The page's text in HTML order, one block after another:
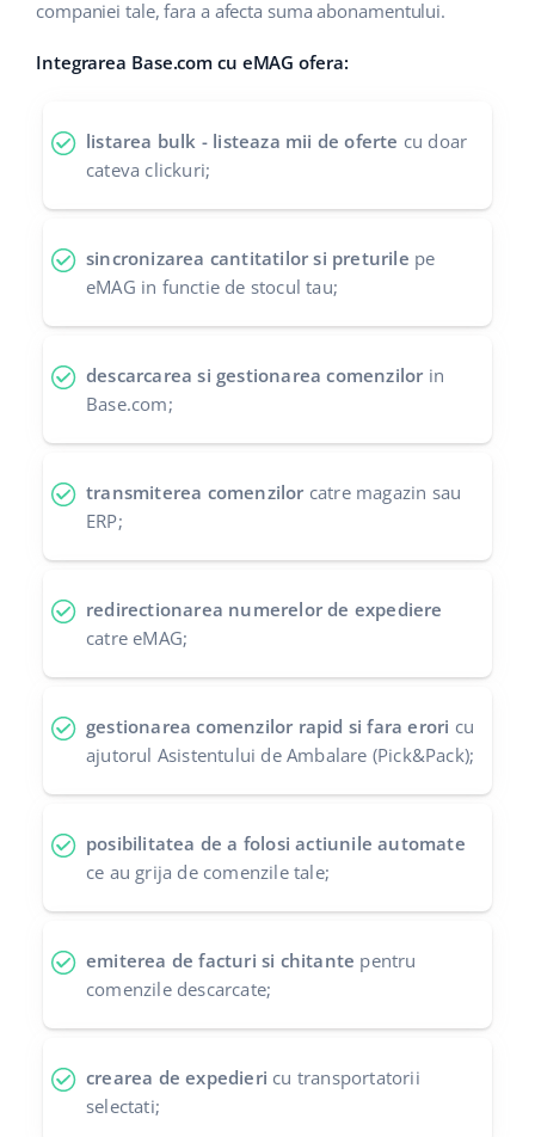
Calculatorul de beneficii
Colaborare si parteneri
Contact
español (MX)
Français
Italiano
português (BR)
中文
companiei tale, fara a afecta suma abonamentului.
Integrarea Base.com cu eMAG ofera:
listarea bulk - listeaza mii de oferte cu doar
cateva clickuri;
sincronizarea cantitatilor si preturile pe
eMAG in functie de stocul tau;
descarcarea si gestionarea comenzilor in
Base.com;
transmiterea comenzilor catre magazin sau
ERP;
redirectionarea numerelor de expediere
catre eMAG;
gestionarea comenzilor rapid si fara erori cu
ajutorul Asistentului de Ambalare (Pick&Pack);
posibilitatea de a folosi actiunile automate
ce au grija de comenzile tale;
emiterea de facturi si chitante pentru
comenzile descarcate;
crearea de expedieri cu transportatorii
selectati;